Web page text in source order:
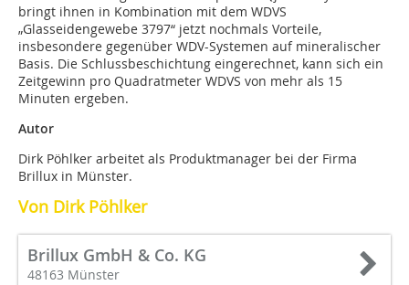
bringt ihnen in Kombination mit dem WDVS
„Glasseidengewebe 3797“ jetzt nochmals Vorteile,
insbesondere gegenüber WDV-Systemen auf mineralischer
Basis. Die Schlussbeschichtung eingerechnet, kann sich ein
Zeitgewinn pro Quadratmeter WDVS von mehr als 15
Minuten ergeben.
Autor
Dirk Pöhlker arbeitet als Produktmanager bei der Firma
Brillux in Münster.
Von Dirk Pöhlker
Brillux GmbH & Co. KG
48163 Münster